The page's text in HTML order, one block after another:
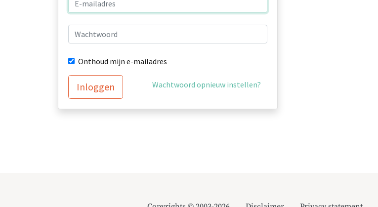
Onthoud mijn e-mailadres
Inloggen Wachtwoord opnieuw instellen?